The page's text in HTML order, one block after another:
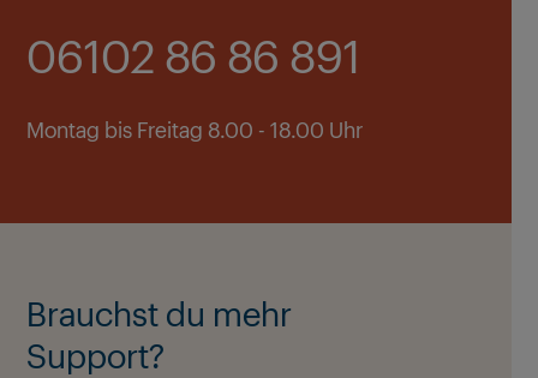
06102 86 86 891
Montag bis Freitag 8.00 - 18.00 Uhr
Brauchst du mehr
Support?